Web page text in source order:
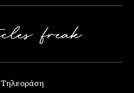
Τηλεοράση